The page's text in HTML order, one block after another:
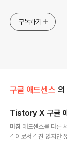
구독하기
구글 애드센스 의
Tistory X 구글
마침 애드센스를 다룬
길이로서 길진 않지만